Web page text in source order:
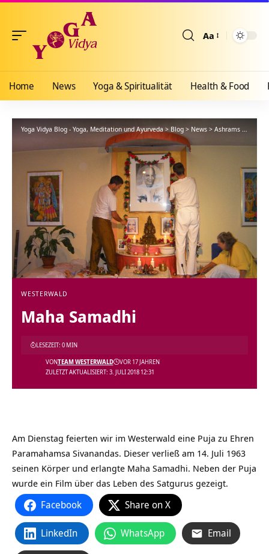
Aa
Home News Yoga & Spiritualität Health & Food
Yoga Vidya Blog - Yoga, Meditation und Ayurveda > Blog > News > Ashrams
WESTERWALD
Maha Samadhi
ZULETZT AKTUALISIERT: 3. JULI 2018 12:31
VONTEAM WESTERWALD VOR 17 JAHREN
LESEZEIT: 0 MIN
Am Dienstag feierten wir im Westerwald eine Puja zu Ehren
Paramahamsa Sivanandas. Dieser verließ am 14. Juli 1963
seinen Körper und erlangte Maha Samadhi. Neben der Puja
wurde ein Film über das Leben des Satgurus gezeigt.
Facebook Share on X
LinkedIn WhatsApp Email